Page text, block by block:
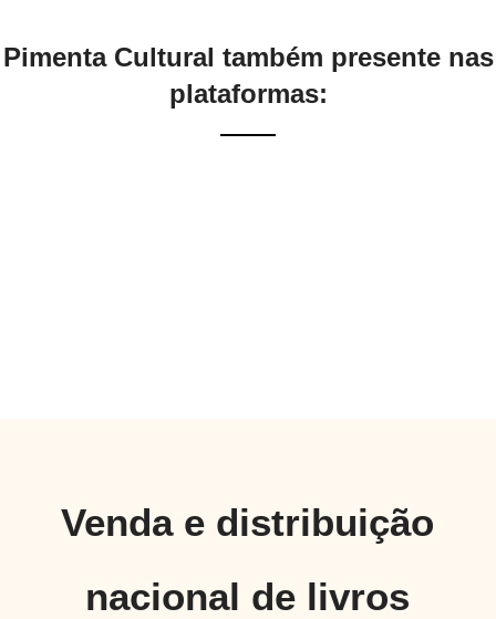
Pimenta Cultural também presente nas
plataformas:
Venda e distribuição
nacional de livros